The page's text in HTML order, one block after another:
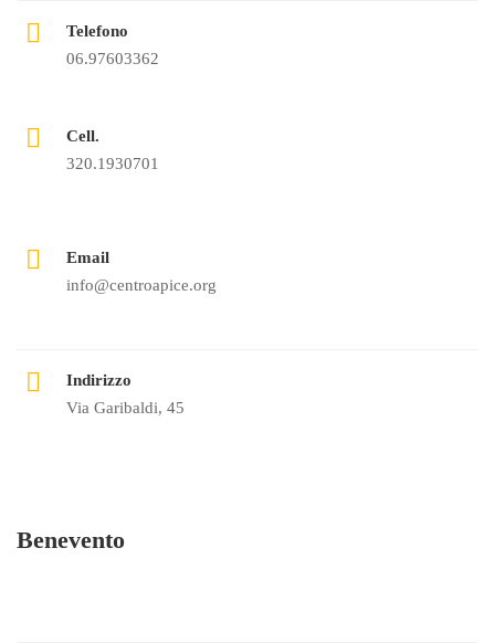
Telefono
06.97603362
Cell.
320.1930701
Email
info@centroapice.org
Indirizzo
Via Garibaldi, 45
Benevento